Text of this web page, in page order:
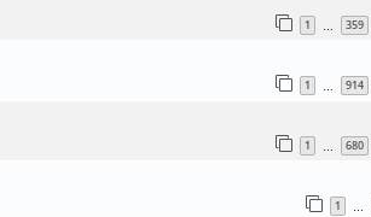
1 359
1 914
1 680
1